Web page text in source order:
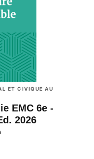
ET CIVIQUE AU
EMC 6e -
2026